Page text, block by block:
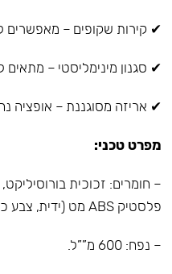
✔ קירות שקופים – מאפשרים
✔ סגנון מינימליסטי – מתאים
✔ אריזה מסוגננת – אופציה
מפרט טכני:
– חומרים: זכוכית
פלסטיק ABS מט (ידית, צבע כסף).
– נפח: 600 מ””ל.